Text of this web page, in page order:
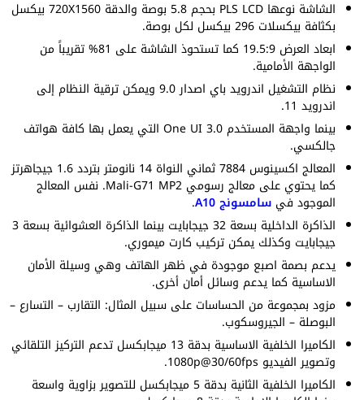
الشاشة نوعها PLS LCD بحجم 5.8 بوصة والدقة 720X1560 بيكسل
بكثافة بيكسلات 296 بيكسل لكل بوصة.
ابعاد العرض 19.5:9 كما تستحوذ الشاشة على 81% تقريباً من
الواجهة الأمامية.
نظام التشغيل اندرويد باي اصدار 9.0 ويمكن ترقية النظام إلى
اندرويد 11.
بينما واجهة المستخدم One UI 3.0 التي يعمل بها كافة هواتف
جالكسي.
المعالج اكسينوس 7884 ثماني النواة 14 نانومتر بتردد 1.6 جيجاهرتز
كما يحتوي على معالج رسومي Mali-G71 MP2. نفس المعالج
الموجود في سامسونج A10
.
الذاكرة الداخلية بسعة 32 جيجابايت بينما الذاكرة العشوائية بسعة 3
جيجابايت وكذلك يمكن تركيب كارت ميموري.
يدعم بصمة اصبع موجودة في ظهر الهاتف وهي وسيلة الأمان
الاساسية كما يدعم وسائل أمان أخرى.
مزود بمجموعة من الحساسات على سبيل المثال: التقارب – التسارع –
البوصلة – الجيروسكوب.
الكاميرا الخلفية الاساسية بدقة 13 ميجابكسل تدعم التركيز التلقائي
وتصوير الفيديو 1080p@30/60fps.
الكاميرا الخلفية الثانية بدقة 5 ميجابكسل للتصوير بزاوية واسعة